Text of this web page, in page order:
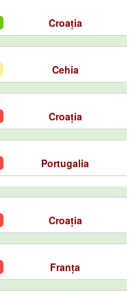
Croația
Cehia
Croația
Portugalia
Croația
Franța